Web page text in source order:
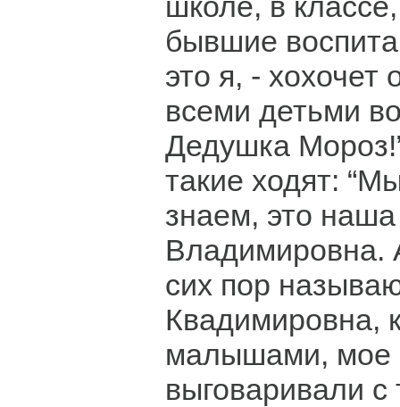
бывшие
это я, - хохочет
всеми детьми
Дедушка
такие ходят:
знаем, это
Владимировна.
сих пор
Квадимировна,
малышами, мое
выговаривали с